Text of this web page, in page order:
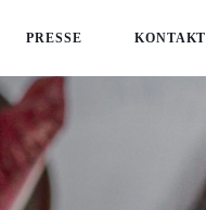
PRESSE KONTAKT